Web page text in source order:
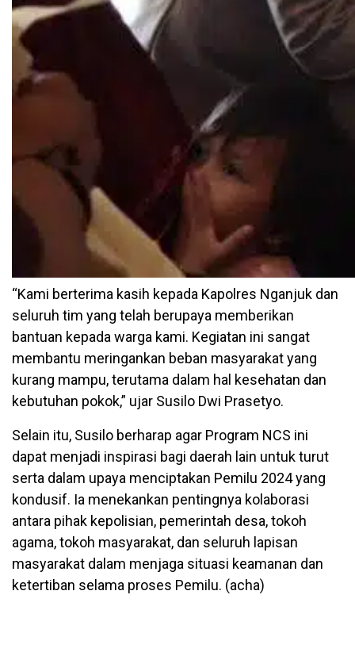
“Kami berterima kasih kepada Kapolres Nganjuk dan
seluruh tim yang telah berupaya memberikan
bantuan kepada warga kami. Kegiatan ini sangat
membantu meringankan beban masyarakat yang
kurang mampu, terutama dalam hal kesehatan dan
kebutuhan pokok,” ujar Susilo Dwi Prasetyo.
Selain itu, Susilo berharap agar Program NCS ini
dapat menjadi inspirasi bagi daerah lain untuk turut
serta dalam upaya menciptakan Pemilu 2024 yang
kondusif. Ia menekankan pentingnya kolaborasi
antara pihak kepolisian, pemerintah desa, tokoh
agama, tokoh masyarakat, dan seluruh lapisan
masyarakat dalam menjaga situasi keamanan dan
ketertiban selama proses Pemilu. (acha)